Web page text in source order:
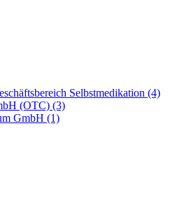
Selbstmedikation (4)
(OTC) (3)
GmbH (1)